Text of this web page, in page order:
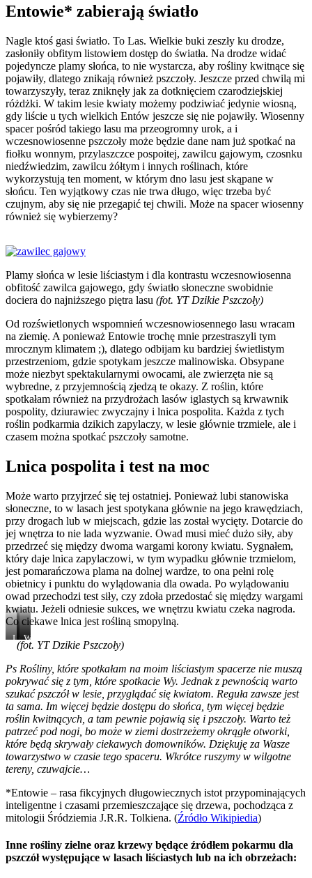
tle
widać
Entowie* zabierają światło
Nagle ktoś gasi światło. To Las. Wielkie buki zeszły ku drodze,
zasłoniły obfitym listowiem dostęp do światła. Na drodze widać
pojedyncze plamy słońca, to nie wystarcza, aby rośliny kwitnące się
pojawiły, dlatego znikają również pszczoły. Jeszcze przed chwilą mi
towarzyszyły, teraz zniknęły jak za dotknięciem czarodziejskiej
różdżki. W takim lesie kwiaty możemy podziwiać jedynie wiosną,
gdy liście u tych wielkich Entów jeszcze się nie pojawiły. Wiosenny
spacer pośród takiego lasu ma przeogromny urok, a i
wczesnowiosenne pszczoły może będzie dane nam już spotkać na
fiołku wonnym, przylaszczce pospoitej, zawilcu gajowym, czosnku
niedźwiedzim, zawilcu żółtym i innych roślinach, które
wykorzystują ten moment, w którym dno lasu jest skąpane w
słońcu. Ten wyjątkowy czas nie trwa długo, więc trzeba być
czujnym, aby się nie przegapić tej chwili. Może na spacer wiosenny
również się wybierzemy?
Plamy słońca w lesie liściastym i dla kontrastu wczesnowiosenna
obfitość zawilca gajowego, gdy światło słoneczne swobidnie
dociera do najniższego piętra lasu (fot. YT Dzikie Pszczoły)
Od rozświetlonych wspomnień wczesnowiosennego lasu wracam
na ziemię. A ponieważ Entowie trochę mnie przestraszyli tym
mrocznym klimatem ;), dlatego odbijam ku bardziej świetlistym
przestrzeniom, gdzie spotykam jeszcze malinowiska. Obsypane
może niezbyt spektakularnymi owocami, ale zwierzęta nie są
wybredne, z przyjemnością zjedzą te okazy. Z roślin, które
spotkałam również na przydrożach lasów iglastych są krwawnik
pospolity, dziurawiec zwyczajny i lnica pospolita. Każda z tych
roślin podkarmia dzikich zapylaczy, w lesie głównie trzmiele, ale i
czasem można spotkać pszczoły samotne.
Lnica pospolita i test na moc
Może warto przyjrzeć się tej ostatniej. Ponieważ lubi stanowiska
słoneczne, to w lasach jest spotykana głównie na jego krawędziach,
przy drogach lub w miejscach, gdzie las został wycięty. Dotarcie do
jej wnętrza to nie lada wyzwanie. Owad musi mieć dużo siły, aby
przedrzeć się między dwoma wargami korony kwiatu. Sygnałem,
który daje lnica zapylaczowi, w tym wypadku głównie trzmielom,
jest pomarańczowa plama na dolnej wardze, to ona pełni rolę
obietnicy i punktu do wylądowania dla owada. Po wylądowaniu
owad przechodzi test siły, czy zdoła przedostać się między wargami
kwiatu. Jeżeli odniesie sukces, we wnętrzu kwiatu czeka nagroda.
Co ciekawe lnica jest rośliną smopylną.
Lnica
najczęściej
w
kępach
Trzmiel
rudy
wielu
wyzwaniom,
również
testowi
siły,
jakiego
wymaga
od
niego
lnica
Wargi
kwiatu,
nie
tak
łatwo
rozewrzeć
(fot. YT Dzikie Pszczoły)
Ps Rośliny, które spotkałam na moim liściastym spacerze nie muszą
pokrywać się z tym, które spotkacie Wy. Jednak z pewnością warto
szukać pszczół w lesie, przyglądać się kwiatom. Reguła zawsze jest
ta sama. Im więcej będzie dostępu do słońca, tym więcej będzie
roślin kwitnących, a tam pewnie pojawią się i pszczoły. Warto też
patrzeć pod nogi, bo może w ziemi dostrzeżemy okrągłe otworki,
które będą skrywały ciekawych domowników. Dziękuję za Wasze
towarzystwo w czasie tego spaceru. Wkrótce ruszymy w wilgotne
tereny, czuwajcie…
*Entowie – rasa fikcyjnych długowiecznych istot przypominających
inteligentne i czasami przemieszczające się drzewa, pochodząca z
mitologii Śródziemia J.R.R. Tolkiena. (Źródło Wikipiedia)
Inne rośliny zielne oraz krzewy będące źródłem pokarmu dla
pszczół występujące w lasach liściastych lub na ich obrzeżach: